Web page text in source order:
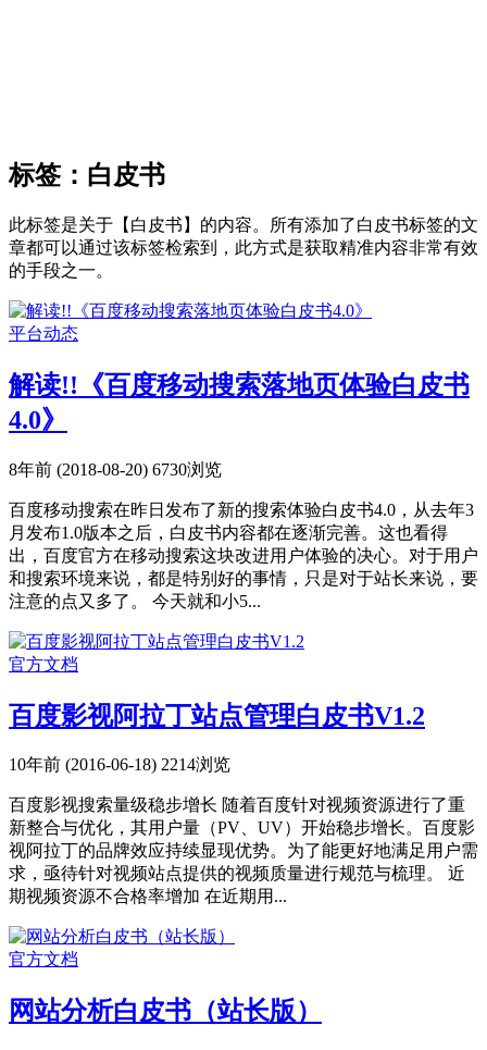
标签：白皮书
此标签是关于【白皮书】的内容。所有添加了白皮书标签的文
章都可以通过该标签检索到，此方式是获取精准内容非常有效
的手段之一。
平台动态
解读!!《百度移动搜索落地页体验白皮书
4.0》
8年前 (2018-08-20) 6730浏览
百度移动搜索在昨日发布了新的搜索体验白皮书4.0，从去年3
月发布1.0版本之后，白皮书内容都在逐渐完善。这也看得
出，百度官方在移动搜索这块改进用户体验的决心。对于用户
和搜索环境来说，都是特别好的事情，只是对于站长来说，要
注意的点又多了。 今天就和小5...
官方文档
百度影视阿拉丁站点管理白皮书V1.2
10年前 (2016-06-18) 2214浏览
百度影视搜索量级稳步增长 随着百度针对视频资源进行了重
新整合与优化，其用户量（PV、UV）开始稳步增长。百度影
视阿拉丁的品牌效应持续显现优势。为了能更好地满足用户需
求，亟待针对视频站点提供的视频质量进行规范与梳理。 近
期视频资源不合格率增加 在近期用...
官方文档
网站分析白皮书（站长版）